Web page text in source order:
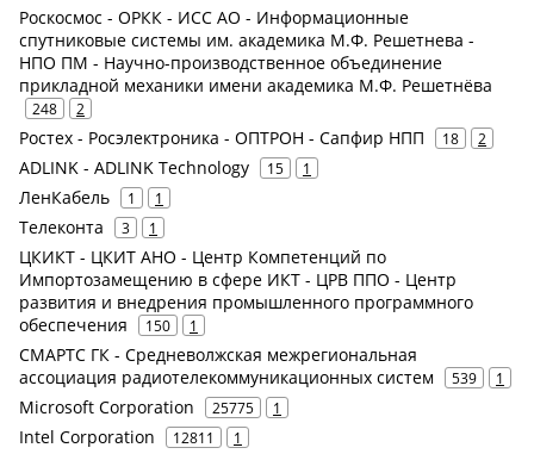
Роскосмос - ОРКК - ИСС АО - Информационные
спутниковые системы им. академика М.Ф. Решетнева -
НПО ПМ - Научно-производственное объединение
прикладной механики имени академика М.Ф. Решетнёва
248 2
Ростех - Росэлектроника - ОПТРОН - Сапфир НПП 18 2
ADLINK - ADLINK Technology 15 1
ЛенКабель 1 1
Телеконта 3 1
ЦКИКТ - ЦКИТ АНО - Центр Компетенций по
Импортозамещению в сфере ИКТ - ЦРВ ППО - Центр
развития и внедрения промышленного программного
обеспечения
150 1
СМАРТС ГК - Средневолжская межрегиональная
ассоциация радиотелекоммуникационных систем
539 1
Microsoft Corporation 25775 1
Intel Corporation 12811 1